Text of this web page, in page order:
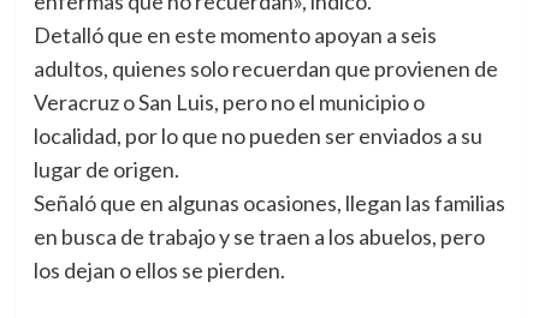
Detalló que en este momento apoyan a seis
adultos, quienes solo recuerdan que provienen de
Veracruz o San Luis, pero no el municipio o
localidad, por lo que no pueden ser enviados a su
lugar de origen.
Señaló que en algunas ocasiones, llegan las familias
en busca de trabajo y se traen a los abuelos, pero
los dejan o ellos se pierden.